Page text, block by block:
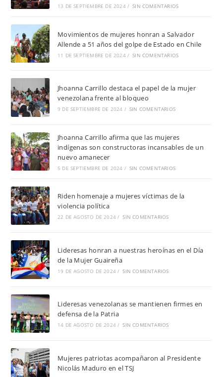
13 DE SEPTIEMBRE DE 2024 / SIN COMENTARIOS
Movimientos de mujeres honran a Salvador
Allende a 51 años del golpe de Estado en Chile
11 DE SEPTIEMBRE DE 2024 / SIN COMENTARIOS
Jhoanna Carrillo destaca el papel de la mujer
venezolana frente al bloqueo
9 DE SEPTIEMBRE DE 2024 / SIN COMENTARIOS
Jhoanna Carrillo afirma que las mujeres
indígenas son constructoras incansables de un
nuevo amanecer
5 DE SEPTIEMBRE DE 2024 / SIN COMENTARIOS
Riden homenaje a mujeres víctimas de la
violencia política
22 DE AGOSTO DE 2024 / SIN COMENTARIOS
Lideresas honran a nuestras heroínas en el Día
de la Mujer Guaireña
19 DE AGOSTO DE 2024 / SIN COMENTARIOS
Lideresas venezolanas se mantienen firmes en
defensa de la Patria
14 DE AGOSTO DE 2024 / SIN COMENTARIOS
Mujeres patriotas acompañaron al Presidente
Nicolás Maduro en el TSJ